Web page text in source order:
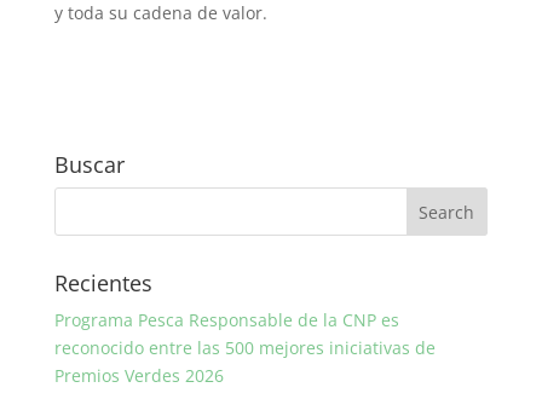
y toda su cadena de valor.
Buscar
Recientes
Programa Pesca Responsable de la CNP es
reconocido entre las 500 mejores iniciativas de
Premios Verdes 2026